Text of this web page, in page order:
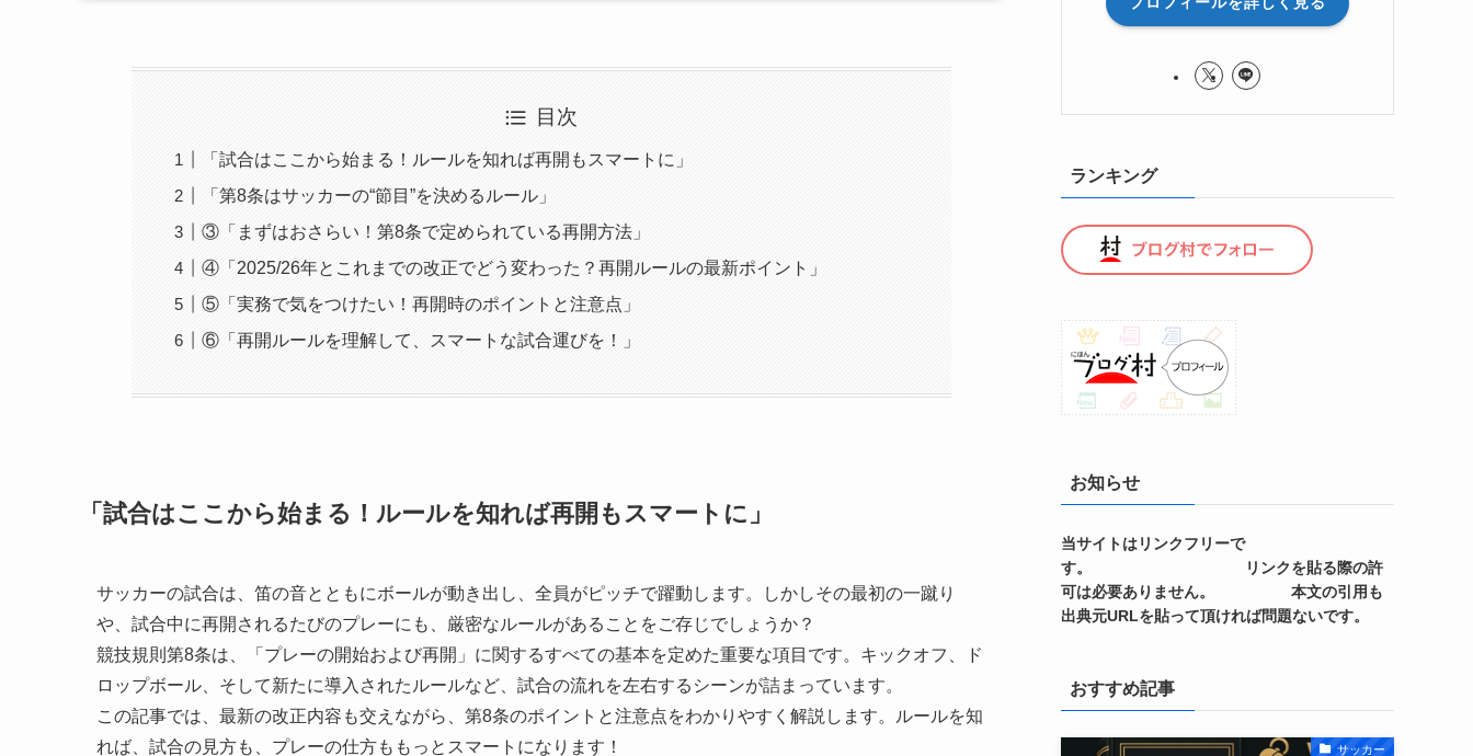
目次
「試合はここから始まる！ルールを知れば再開もスマートに」
「第8条はサッカーの“節目”を決めるルール」
③「まずはおさらい！第8条で定められている再開方法」
④「2025/26年とこれまでの改正でどう変わった？再開ルールの最新ポイント」
⑤「実務で気をつけたい！再開時のポイントと注意点」
⑥「再開ルールを理解して、スマートな試合運びを！」
「試合はここから始まる！ルールを知れば再開もスマートに」
サッカーの試合は、笛の音とともにボールが動き出し、全員がピッチで躍動します。しかしその最初の一蹴り
や、試合中に再開されるたびのプレーにも、厳密なルールがあることをご存じでしょうか？
競技規則第8条は、「プレーの開始および再開」に関するすべての基本を定めた重要な項目です。キックオフ、ド
ロップボール、そして新たに導入されたルールなど、試合の流れを左右するシーンが詰まっています。
この記事では、最新の改正内容も交えながら、第8条のポイントと注意点をわかりやすく解説します。ルールを知
れば、試合の見方も、プレーの仕方ももっとスマートになります！
ランキング
お知らせ
当サイトはリンクフリーで
す。 リンクを貼る際の許
可は必要ありません。 本文の引用も
出典元URLを貼って頂ければ問題ないです。
おすすめ記事
サッカー